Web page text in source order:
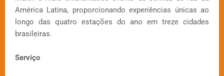
América Latina, proporcionando experiências únicas ao
longo das quatro estações do ano em treze cidades
brasileiras.
Serviço